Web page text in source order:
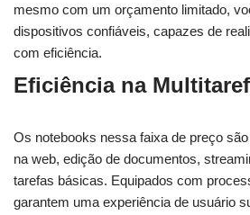
mesmo com um orçamento limitado,
dispositivos confiáveis, capazes de
com eficiência.
Eficiência na
Os notebooks nessa faixa de preço
na web, edição de documentos,
tarefas básicas. Equipados com
garantem uma experiência de usuário